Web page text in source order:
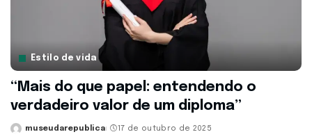
Estilo de vida
“Mais do que papel: entendendo o
verdadeiro valor de um diploma”
Posted
museudarepublica 17 de outubro de 2025